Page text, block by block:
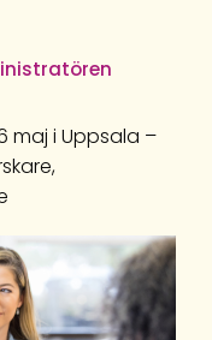
maj i Uppsala –